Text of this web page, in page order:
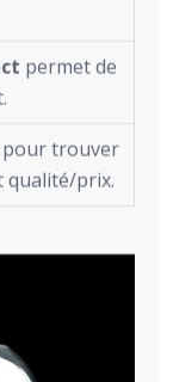
permet de
pour trouver
qualité/prix.